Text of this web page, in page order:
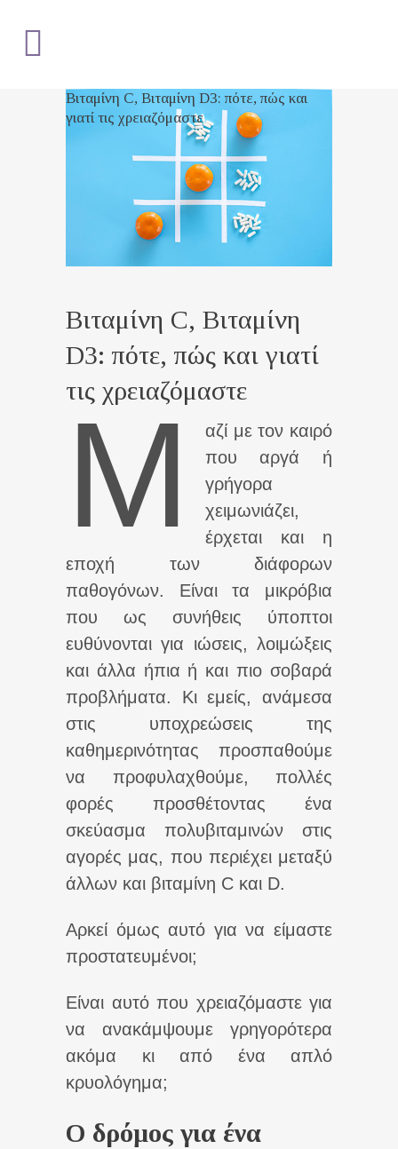
Βιταμίνη C, Βιταμίνη D3: πότε, πώς και
γιατί τις χρειαζόμαστε
Βιταμίνη C, Βιταμίνη
D3: πότε, πώς και γιατί
τις χρειαζόμαστε
Μ
αζί με τον καιρό
που αργά ή
γρήγορα
χειμωνιάζει,
έρχεται και η
εποχή των διάφορων
παθογόνων. Είναι τα μικρόβια
που ως συνήθεις ύποπτοι
ευθύνονται για ιώσεις, λοιμώξεις
και άλλα ήπια ή και πιο σοβαρά
προβλήματα. Κι εμείς, ανάμεσα
στις υποχρεώσεις της
καθημερινότητας προσπαθούμε
να προφυλαχθούμε, πολλές
φορές προσθέτοντας ένα
σκεύασμα πολυβιταμινών στις
αγορές μας, που περιέχει μεταξύ
άλλων και βιταμίνη C και D.
Αρκεί όμως αυτό για να είμαστε
προστατευμένοι;
Είναι αυτό που χρειαζόμαστε για
να ανακάμψουμε γρηγορότερα
ακόμα κι από ένα απλό
κρυολόγημα;
Ο δρόμος για ένα